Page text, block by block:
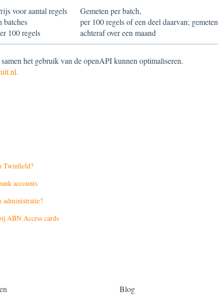
voor aantal regels
batches
100 regels
Gemeten per batch,
per 100 regels of een deel daarvan; gemeten
achteraf over een maand
het gebruik van de openAPI kunnen optimaliseren.
Twinfield?
accounts
administratie?
ABN Access cards
Blog